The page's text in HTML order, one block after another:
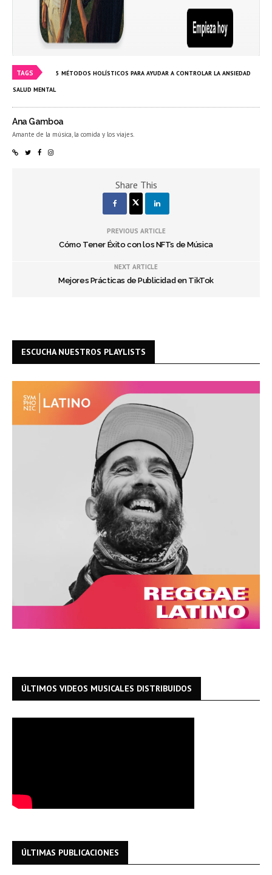
TAGS 5 MÉTODOS HOLÍSTICOS PARA AYUDAR A CONTROLAR LA ANSIEDAD
SALUD MENTAL
Ana Gamboa
Amante de la música, la comida y los viajes.
Share This
PREVIOUS ARTICLE
Cómo Tener Éxito con los NFTs de Música
NEXT ARTICLE
Mejores Prácticas de Publicidad en TikTok
ESCUCHA NUESTROS PLAYLISTS
ÚLTIMOS VIDEOS MUSICALES DISTRIBUIDOS
ÚLTIMAS PUBLICACIONES